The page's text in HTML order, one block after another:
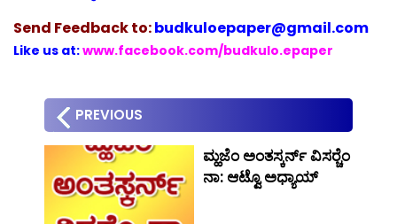
Send Feedback to:budkuloepaper@gmail.com
Like us at:www.facebook.com/budkulo.epaper
PREVIOUS
ಮ್ಹಜೆಂ ಅಂತಸ್ಕರ್ನ್ ವಿಸರ್‍ಚೆಂ
ನಾ: ಆಟ್ವೊ ಅಧ್ಯಾಯ್